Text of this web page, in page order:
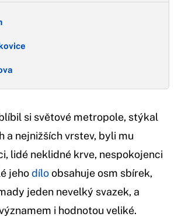
si světové metropole, stýkal
a nejnižších vrstev, byli mu
lidé neklidné krve, nespokojenci
jehodíloobsahuje osm sbírek,
jeden nevelký svazek, a
i hodnotou veliké.